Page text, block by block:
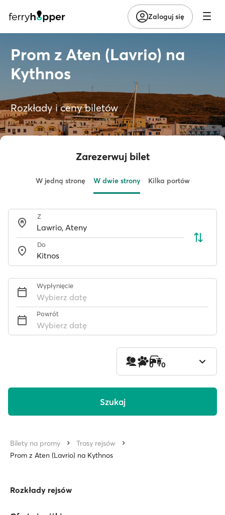
Zaloguj się
Prom z Aten (Lavrio) na
Kythnos
Rozkłady i ceny biletów
Zarezerwuj bilet
W jedną stronę W dwie strony Kilka portów
Z
Do
Wypłynięcie
Wybierz datę
Powrót
Wybierz datę
1 0 0
Szukaj
Bilety na promy
Trasy rejsów
Prom z Aten (Lavrio) na Kythnos
Rozkłady rejsów